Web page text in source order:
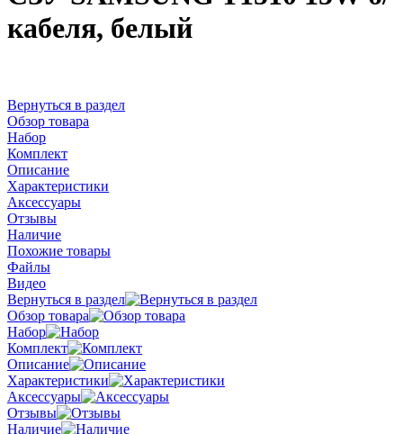
кабеля, белый
Вернуться в раздел
Обзор товара
Набор
Комплект
Описание
Характеристики
Аксессуары
Отзывы
Наличие
Похожие товары
Файлы
Видео
Вернуться в раздел
Обзор товара
Набор
Комплект
Описание
Характеристики
Аксессуары
Отзывы
Наличие